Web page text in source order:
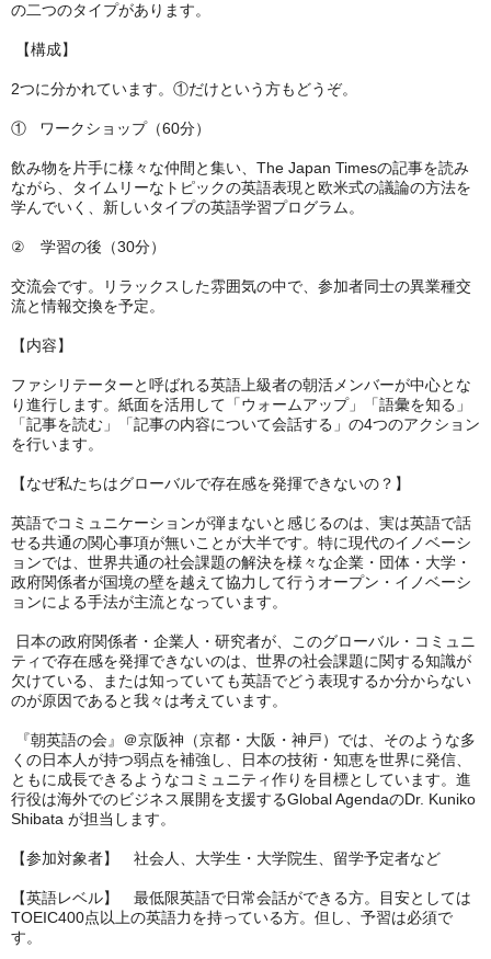
の二つのタイプがあります。
【構成】
2つに分かれています。①だけという方もどうぞ。
① ワークショップ（60分）
飲み物を片手に様々な仲間と集い、The Japan Timesの記事を読み
ながら、タイムリーなトピックの英語表現と欧米式の議論の方法を
学んでいく、新しいタイプの英語学習プログラム。
② 学習の後（30分）
交流会です。リラックスした雰囲気の中で、参加者同士の異業種交
流と情報交換を予定。
【内容】
ファシリテーターと呼ばれる英語上級者の朝活メンバーが中心とな
り進行します。紙面を活用して「ウォームアップ」「語彙を知る」
「記事を読む」「記事の内容について会話する」の4つのアクション
を行います。
【なぜ私たちはグローバルで存在感を発揮できないの？】
英語でコミュニケーションが弾まないと感じるのは、実は英語で話
せる共通の関心事項が無いことが大半です。特に現代のイノベーシ
ョンでは、世界共通の社会課題の解決を様々な企業・団体・大学・
政府関係者が国境の壁を越えて協力して行うオープン・イノベーシ
ョンによる手法が主流となっています。
日本の政府関係者・企業人・研究者が、このグローバル・コミュニ
ティで存在感を発揮できないのは、世界の社会課題に関する知識が
欠けている、または知っていても英語でどう表現するか分からない
のが原因であると我々は考えています。
『朝英語の会』＠京阪神（京都・大阪・神戸）では、そのような多
くの日本人が持つ弱点を補強し、日本の技術・知恵を世界に発信、
ともに成長できるようなコミュニティ作りを目標としています。進
行役は海外でのビジネス展開を支援するGlobal AgendaのDr. Kuniko
Shibata が担当します。
【参加対象者】 社会人、大学生・大学院生、留学予定者など
【英語レベル】 最低限英語で日常会話ができる方。目安としては
TOEIC400点以上の英語力を持っている方。但し、予習は必須で
す。